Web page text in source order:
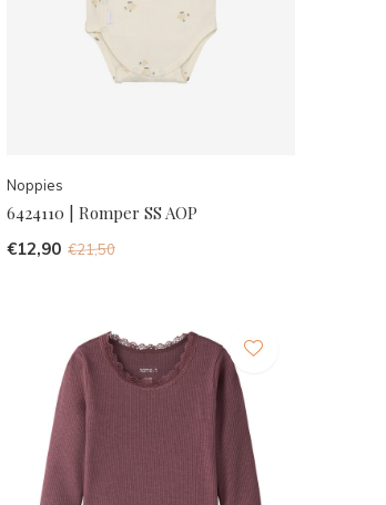
Noppies
6424110 | Romper SS AOP
€12,90 €21,50